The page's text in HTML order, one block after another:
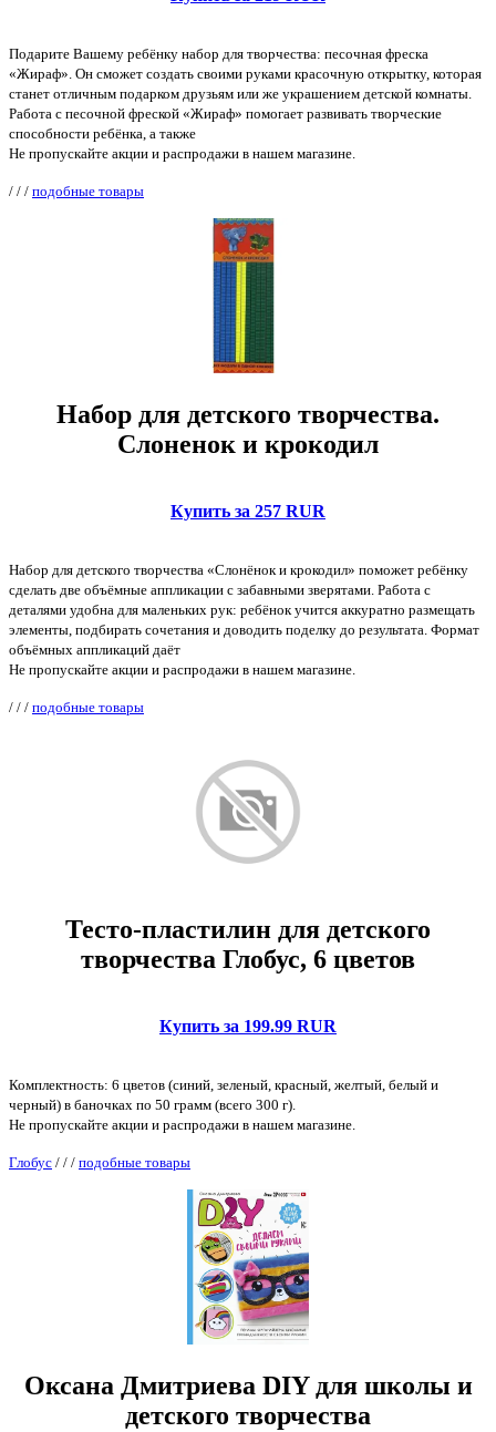
Подарите Вашему ребёнку набор для творчества: песочная фреска
«Жираф». Он сможет создать своими руками красочную открытку, которая
станет отличным подарком друзьям или же украшением детской комнаты.
Работа с песочной фреской «Жираф» помогает развивать творческие
способности ребёнка, а также
Не пропускайте акции и распродажи в нашем магазине.
/ / / подобные товары
Набор для детского творчества.
Слоненок и крокодил
Купить за 257 RUR
Набор для детского творчества «Слонёнок и крокодил» поможет ребёнку
сделать две объёмные аппликации с забавными зверятами. Работа с
деталями удобна для маленьких рук: ребёнок учится аккуратно размещать
элементы, подбирать сочетания и доводить поделку до результата. Формат
объёмных аппликаций даёт
Не пропускайте акции и распродажи в нашем магазине.
/ / / подобные товары
Тесто-пластилин для детского
творчества Глобус, 6 цветов
Купить за 199.99 RUR
Комплектность: 6 цветов (синий, зеленый, красный, желтый, белый и
черный) в баночках по 50 грамм (всего 300 г).
Не пропускайте акции и распродажи в нашем магазине.
Глобус / / / подобные товары
Оксана Дмитриева DIY для школы и
детского творчества